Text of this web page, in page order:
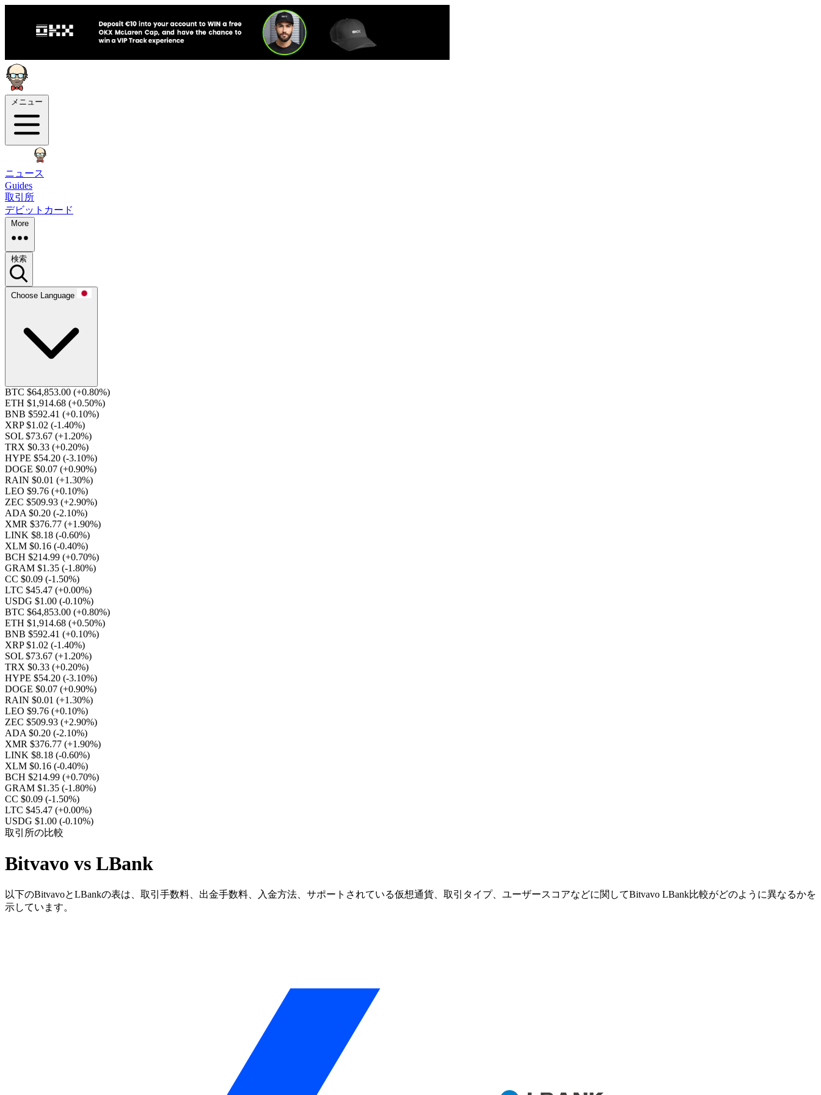
メニュー
ニュース
Guides
取引所
デビットカード
More
検索
Choose Language
BTC $64,853.00 (+0.80%)
ETH $1,914.68 (+0.50%)
BNB $592.41 (+0.10%)
XRP $1.02 (-1.40%)
SOL $73.67 (+1.20%)
TRX $0.33 (+0.20%)
HYPE $54.20 (-3.10%)
DOGE $0.07 (+0.90%)
RAIN $0.01 (+1.30%)
LEO $9.76 (+0.10%)
ZEC $509.93 (+2.90%)
ADA $0.20 (-2.10%)
XMR $376.77 (+1.90%)
LINK $8.18 (-0.60%)
XLM $0.16 (-0.40%)
BCH $214.99 (+0.70%)
GRAM $1.35 (-1.80%)
CC $0.09 (-1.50%)
LTC $45.47 (+0.00%)
USDG $1.00 (-0.10%)
BTC $64,853.00 (+0.80%)
ETH $1,914.68 (+0.50%)
BNB $592.41 (+0.10%)
XRP $1.02 (-1.40%)
SOL $73.67 (+1.20%)
TRX $0.33 (+0.20%)
HYPE $54.20 (-3.10%)
DOGE $0.07 (+0.90%)
RAIN $0.01 (+1.30%)
LEO $9.76 (+0.10%)
ZEC $509.93 (+2.90%)
ADA $0.20 (-2.10%)
XMR $376.77 (+1.90%)
LINK $8.18 (-0.60%)
XLM $0.16 (-0.40%)
BCH $214.99 (+0.70%)
GRAM $1.35 (-1.80%)
CC $0.09 (-1.50%)
LTC $45.47 (+0.00%)
USDG $1.00 (-0.10%)
取引所の比較
Bitvavo vs LBank
以下のBitvavoとLBankの表は、取引手数料、出金手数料、入金方法、サポートされている仮想通貨、取引タイプ、ユーザースコアなどに関してBitvavo LBank比較がどのように異なるかを
示しています。